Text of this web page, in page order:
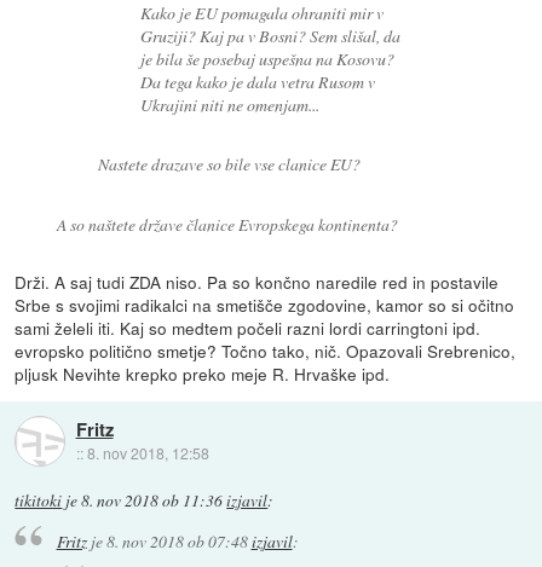
Kako je EU pomagala ohraniti mir v
Gruziji? Kaj pa v Bosni? Sem slišal, da
je bila še posebaj uspešna na Kosovu?
Da tega kako je dala vetra Rusom v
Ukrajini niti ne omenjam...
Nastete drazave so bile vse clanice EU?
A so naštete države članice Evropskega kontinenta?
Drži. A saj tudi ZDA niso. Pa so končno naredile red in postavile
Srbe s svojimi radikalci na smetišče zgodovine, kamor so si očitno
sami želeli iti. Kaj so medtem počeli razni lordi carringtoni ipd.
evropsko politično smetje? Točno tako, nič. Opazovali Srebrenico,
pljusk Nevihte krepko preko meje R. Hrvaške ipd.
Fritz
::8. nov 2018, 12:58
tikitoki je8. nov 2018 ob 11:36izjavil:
Fritzje8. nov 2018 ob 07:48izjavil: